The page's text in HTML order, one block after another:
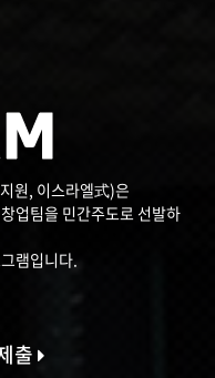
원, 이스라엘式)은
업팀을 민간주도로 선발하
램입니다.
출